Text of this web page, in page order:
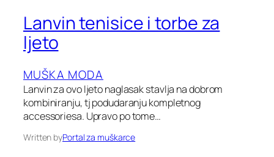
Lanvin tenisice i torbe za
ljeto
MUŠKA MODA
Lanvin za ovo ljeto naglasak stavlja na dobrom
kombiniranju, tj podudaranju kompletnog
accessoriesa. Upravo po tome…
Written byPortal za muškarce